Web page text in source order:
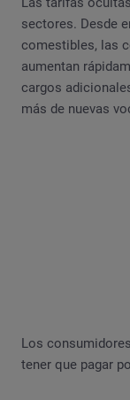
sectores. Desde
comestibles, las
aumentan
cargos
más de nuevas
Los
tener que pagar